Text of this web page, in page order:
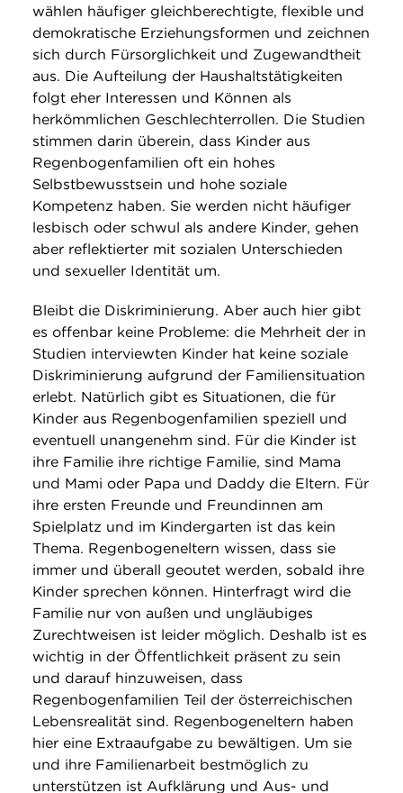
wählen häufiger gleichberechtigte, flexible und
demokratische Erziehungsformen und zeichnen
sich durch Fürsorglichkeit und Zugewandtheit
aus. Die Aufteilung der Haushaltstätigkeiten
folgt eher Interessen und Können als
herkömmlichen Geschlechterrollen. Die Studien
stimmen darin überein, dass Kinder aus
Regenbogenfamilien oft ein hohes
Selbstbewusstsein und hohe soziale
Kompetenz haben. Sie werden nicht häufiger
lesbisch oder schwul als andere Kinder, gehen
aber reflektierter mit sozialen Unterschieden
und sexueller Identität um.
Bleibt die Diskriminierung. Aber auch hier gibt
es offenbar keine Probleme: die Mehrheit der in
Studien interviewten Kinder hat keine soziale
Diskriminierung aufgrund der Familiensituation
erlebt. Natürlich gibt es Situationen, die für
Kinder aus Regenbogenfamilien speziell und
eventuell unangenehm sind. Für die Kinder ist
ihre Familie ihre richtige Familie, sind Mama
und Mami oder Papa und Daddy die Eltern. Für
ihre ersten Freunde und Freundinnen am
Spielplatz und im Kindergarten ist das kein
Thema. Regenbogeneltern wissen, dass sie
immer und überall geoutet werden, sobald ihre
Kinder sprechen können. Hinterfragt wird die
Familie nur von außen und ungläubiges
Zurechtweisen ist leider möglich. Deshalb ist es
wichtig in der Öffentlichkeit präsent zu sein
und darauf hinzuweisen, dass
Regenbogenfamilien Teil der österreichischen
Lebensrealität sind. Regenbogeneltern haben
hier eine Extraaufgabe zu bewältigen. Um sie
und ihre Familienarbeit bestmöglich zu
unterstützen ist Aufklärung und Aus- und